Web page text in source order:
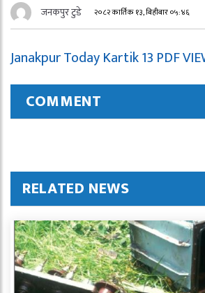
जनकपुर टुडे २०८२ कार्तिक १३, बिहीबार ०५:४६
Janakpur Today Kartik 13 PDF
COMMENT
RELATED NEWS